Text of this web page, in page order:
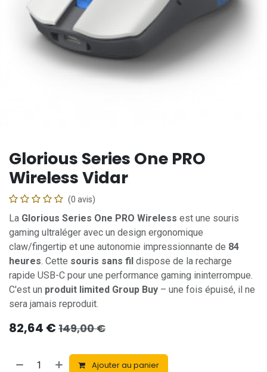
Glorious Series One PRO
Wireless Vidar
(0 avis)
La Glorious Series One PRO Wireless est une souris
gaming ultraléger avec un design ergonomique
claw/fingertip et une autonomie impressionnante de 84
heures. Cette souris sans fil dispose de la recharge
rapide USB-C pour une performance gaming ininterrompue.
C'est un produit limited Group Buy – une fois épuisé, il ne
sera jamais reproduit.
82,64 € 149,00€
Ajouter au panier